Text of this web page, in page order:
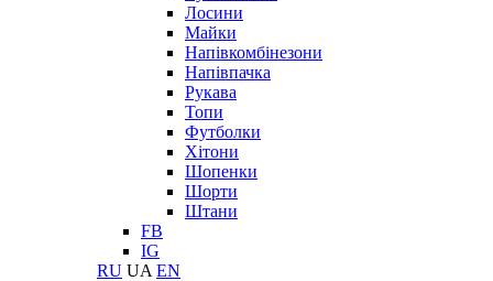
Лосини
Майки
Напівкомбінезони
Напівпачка
Рукава
Топи
Футболки
Хітони
Шопенки
Шорти
Штани
FB
IG
RU UA EN